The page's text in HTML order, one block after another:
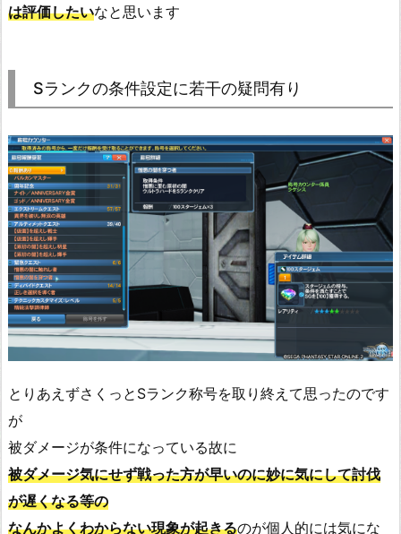
は評価したいなと思います
Sランクの条件設定に若干の疑問有り
とりあえずさくっとSランク称号を取り終えて思ったのです
が
被ダメージが条件になっている故に
被ダメージ気にせず戦った方が早いのに妙に気にして討伐
が遅くなる等の
なんかよくわからない現象が起きるのが個人的には気にな